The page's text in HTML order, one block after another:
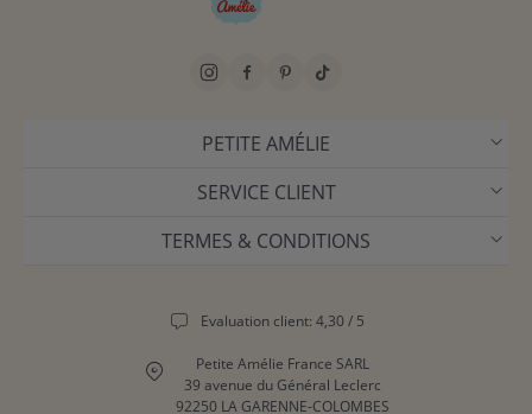
PETITE AMÉLIE
SERVICE CLIENT
TERMES & CONDITIONS
Evaluation client: 4,30 / 5
Petite Amélie France SARL
39 avenue du Général Leclerc
92250 LA GARENNE-COLOMBES